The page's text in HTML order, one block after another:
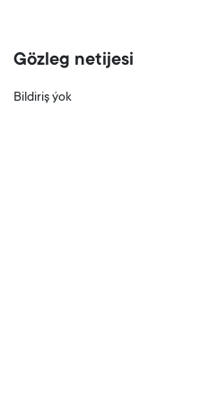
Gözleg netijesi
Bildiriş ýok